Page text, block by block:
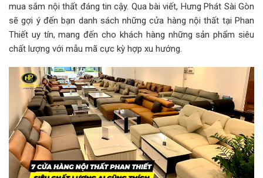
mua sắm nội thất đáng tin cậy. Qua bài viết, Hưng Phát Sài Gòn
sẽ gợi ý đến bạn danh sách những cửa hàng nội thất tại Phan
Thiết uy tín, mang đến cho khách hàng những sản phẩm siêu
chất lượng với mẫu mã cực kỳ hợp xu hướng.